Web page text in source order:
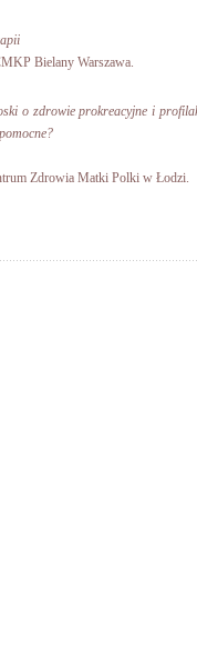
Bielany Warszawa.
o zdrowie prokreacyjne i
Zdrowia Matki Polki w Łodzi.